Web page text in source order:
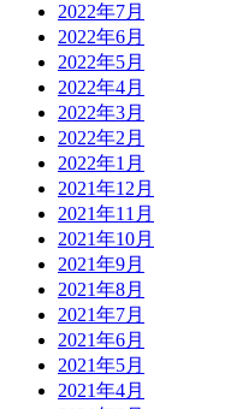
2022年7月
2022年6月
2022年5月
2022年4月
2022年3月
2022年2月
2022年1月
2021年12月
2021年11月
2021年10月
2021年9月
2021年8月
2021年7月
2021年6月
2021年5月
2021年4月